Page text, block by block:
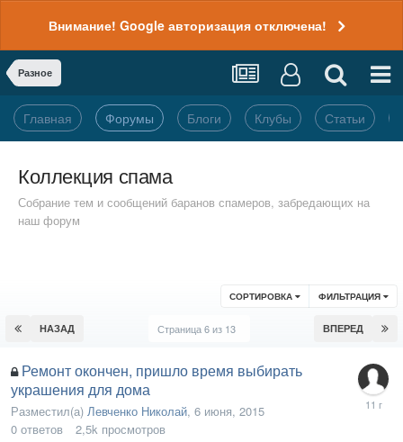
Внимание! Google авторизация отключена!
Разное
Главная Форумы Блоги Клубы Статьи
Коллекция спама
Собрание тем и сообщений баранов спамеров, забредающих на
наш форум
СОРТИРОВКА ФИЛЬТРАЦИЯ
НАЗАД ВПЕРЕД
Страница 6 из 13
Ремонт окончен, пришло время выбирать
украшения для дома
Разместил(а) Левченко Николай, 6 июня, 2015
0 ответов 2,5k просмотров